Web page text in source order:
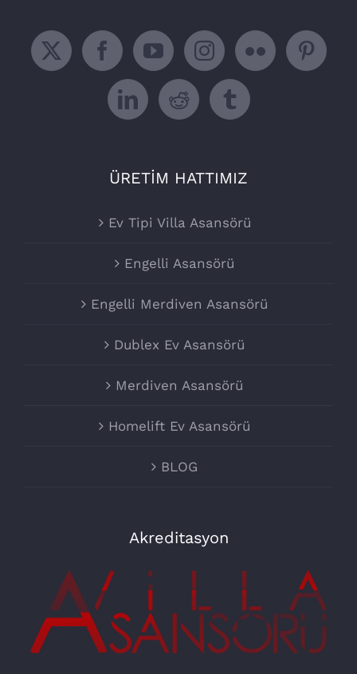
ÜRETİM HATTIMIZ
Ev Tipi Villa Asansörü
Engelli Asansörü
Engelli Merdiven Asansörü
Dublex Ev Asansörü
Merdiven Asansörü
Homelift Ev Asansörü
BLOG
Akreditasyon